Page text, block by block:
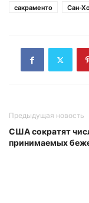
сакраменто
Сан-
Предыдущая новость
США сократят
принимаемых